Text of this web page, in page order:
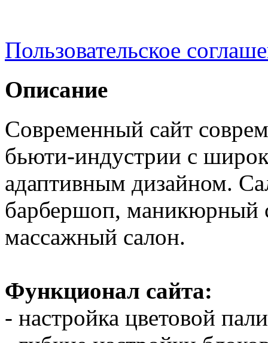
Пользовательское
Описание
Современный сайт
бьюти-индустрии с
адаптивным дизайном.
барбершоп, маникюрный
массажный салон.
Функционал сайта:
- настройка цветовой